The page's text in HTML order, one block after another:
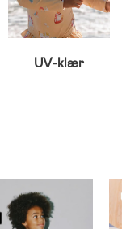
UV-klær